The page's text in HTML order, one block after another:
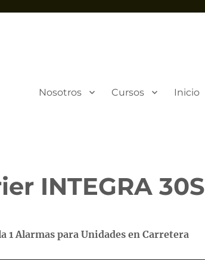
Nosotros Cursos Inicio
INTEGRA 30S
1 Alarmas para Unidades en Carretera